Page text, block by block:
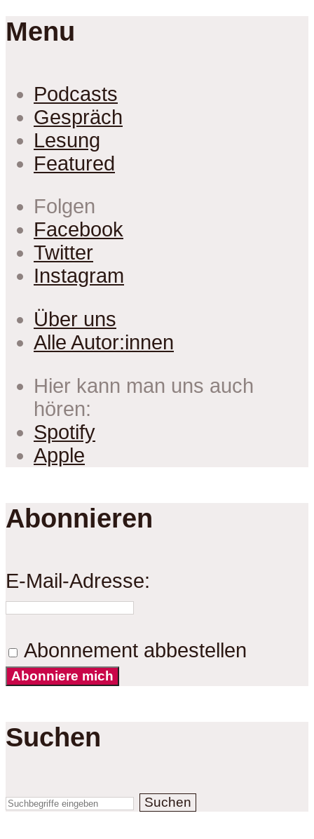
Menu
Podcasts
Gespräch
Lesung
Featured
Folgen
Facebook
Twitter
Instagram
Über uns
Alle Autor:innen
Hier kann man uns auch
hören:
Spotify
Apple
Abonnieren
E-Mail-Adresse:
Abonnement abbestellen
Abonniere mich
Suchen
Suchen